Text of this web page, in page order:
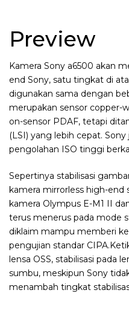
Preview
Kamera Sony a6500 akan
end Sony, satu tingkat di
digunakan sama dengan
merupakan sensor copper-
on-sensor PDAF, tetapi
(LSI) yang lebih cepat.
pengolahan ISO tinggi
Sepertinya stabilisasi
kamera mirrorless high-end
kamera Olympus E-M1 II
terus menerus pada mode
diklaim mampu memberi
pengujian standar
lensa OSS, stabilisasi pada
sumbu, meskipun Sony
menambah tingkat